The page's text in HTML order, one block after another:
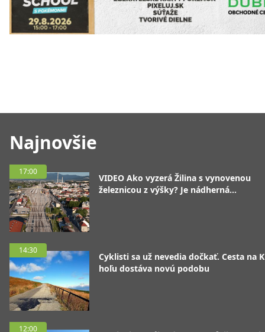
Najnovšie
17:00
VIDEO Ako vyzerá Žilina s vynovenou
železnicou z výšky? Je nádherná...
14:30
Cyklisti sa už nevedia dočkať. Cesta na
hoľu dostáva novú podobu
12:00